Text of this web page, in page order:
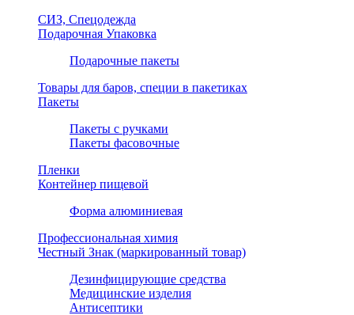
СИЗ, Спецодежда
Подарочная Упаковка
Подарочные пакеты
Товары для баров, специи в пакетиках
Пакеты
Пакеты с ручками
Пакеты фасовочные
Пленки
Контейнер пищевой
Форма алюминиевая
Профессиональная химия
Честный Знак (маркированный товар)
Дезинфицирующие средства
Медицинские изделия
Антисептики